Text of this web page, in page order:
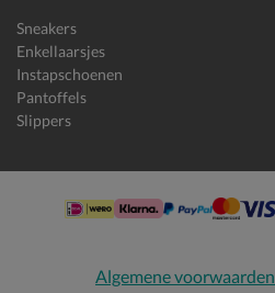
Sneakers
Enkellaarsjes
Instapschoenen
Pantoffels
Slippers
Algemene voorwaarden